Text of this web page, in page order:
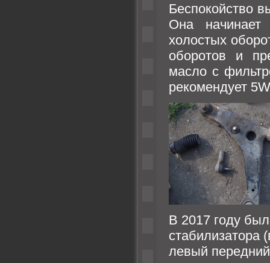
Беспокойство
Она
холостых
оборотов и
масло с
рекомендует
В 2017 году
стабилизатора
левый